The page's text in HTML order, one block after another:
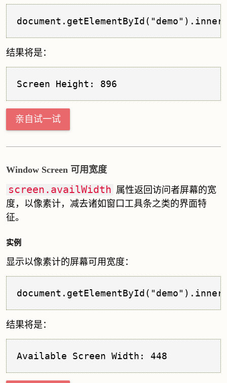
结果将是：
Screen Height: 896
亲自试一试
Window Screen 可用宽度
screen.availWidth 属性返回访问者屏幕的宽
度，以像素计，减去诸如窗口工具条之类的界面特
征。
实例
显示以像素计的屏幕可用宽度：
结果将是：
Available Screen Width: 448